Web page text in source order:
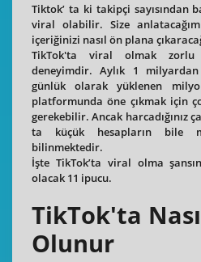
Tiktok’ ta ki takipçi sayısından
viral olabilir. Size
içeriğinizi nasıl ön plana
TikTok'ta viral olmak
deneyimdir. Aylık 1
günlük olarak yüklenen
platformunda öne çıkmak için
gerekebilir. Ancak harcadığınız
ta küçük hesapların bile
bilinmektedir.
İşte TikTok’ta viral olma
olacak 11 ipucu.
TikTok'ta
Olunur